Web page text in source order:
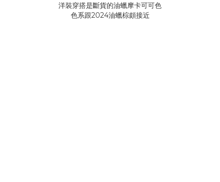
洋裝穿搭是斷貨的油蠟摩卡可可色
色系跟2024油蠟棕頗接近